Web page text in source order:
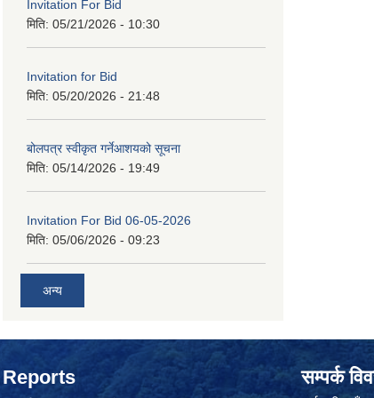
Invitation For Bid
मिति: 05/21/2026 - 10:30
Invitation for Bid
मिति: 05/20/2026 - 21:48
बोलपत्र स्वीकृत गर्नेआशयको सूचना
मिति: 05/14/2026 - 19:49
Invitation For Bid 06-05-2026
मिति: 05/06/2026 - 09:23
अन्य
Reports सम्पर्क